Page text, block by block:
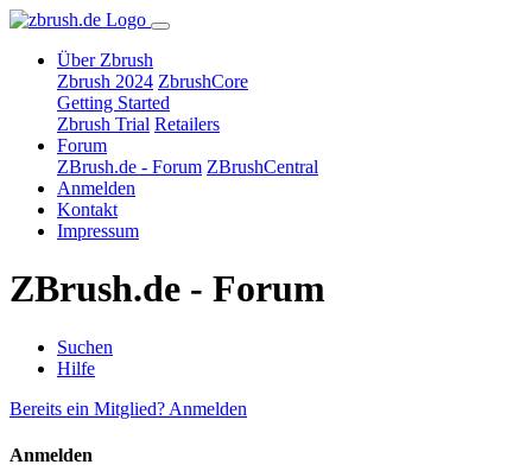
Über Zbrush
Zbrush 2024 ZbrushCore
Getting Started
Zbrush Trial Retailers
Forum
ZBrush.de - Forum ZBrushCentral
Anmelden
Kontakt
Impressum
ZBrush.de - Forum
Suchen
Hilfe
Bereits ein Mitglied? Anmelden
Anmelden